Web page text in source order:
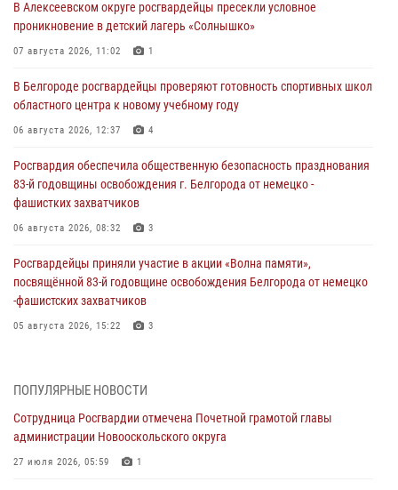
В Алексеевском округе росгвардейцы пресекли условное
проникновение в детский лагерь «Солнышко»
07 августа 2026, 11:02 1
В Белгороде росгвардейцы проверяют готовность спортивных школ
областного центра к новому учебному году
06 августа 2026, 12:37 4
Росгвардия обеспечила общественную безопасность празднования
83-й годовщины освобождения г. Белгорода от немецко -
фашистких захватчиков
06 августа 2026, 08:32 3
Росгвардейцы приняли участие в акции «Волна памяти»,
посвящённой 83‑й годовщине освобождения Белгорода от немецко
‑фашистских захватчиков
05 августа 2026, 15:22 3
Сотрудники Росгвардии задержали подозреваемую в краже
товаров из гипермаркета в Белгороде
ПОПУЛЯРНЫЕ НОВОСТИ
Сотрудница Росгвардии отмечена Почетной грамотой главы
администрации Новооскольского округа
27 июля 2026, 05:59 1